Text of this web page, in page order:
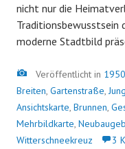
nicht nur die
Traditionsbewusstsein
moderne Stadtbild
Bild
Veröffentlicht in
Breiten, Gartenstraße,
Ansichtskarte, Brunnen,
Mehrbildkarte,
Witterschneekreuz
3